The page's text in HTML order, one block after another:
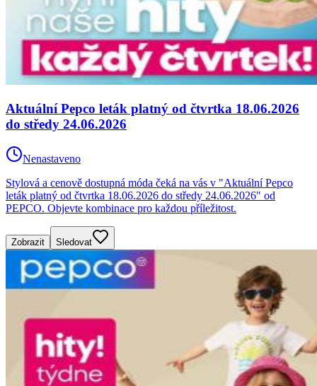
Aktuální Pepco leták platný od čtvrtka 18.06.2026
do středy 24.06.2026
Nenastaveno
Stylová a cenově dostupná móda čeká na vás v "Aktuální Pepco
leták platný od čtvrtka 18.06.2026 do středy 24.06.2026" od
PEPCO. Objevte kombinace pro každou příležitost.
Zobrazit Sledovat